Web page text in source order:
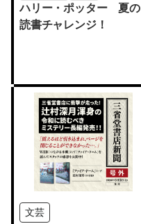
ハリー・ポッター 夏の
読書チャレンジ！
文芸